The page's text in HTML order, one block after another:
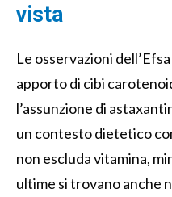
vista
Le osservazioni
apporto di cibi
l’assunzione di
un contesto dietetico
non escluda vitamina,
ultime si trovano anche